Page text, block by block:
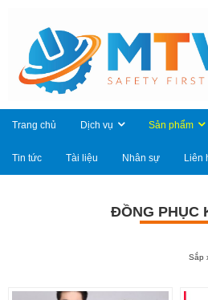
Trang chủ Dịch vụ Sản phẩm
Tin tức Tài liệu Nhân sự Liên
ĐỒNG PHỤC
Sắp